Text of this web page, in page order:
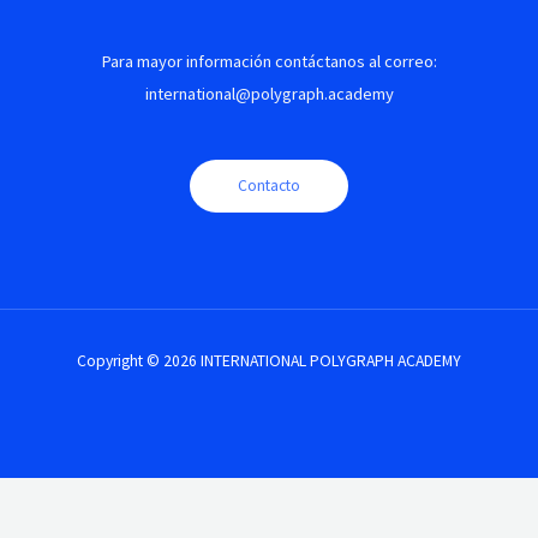
Para mayor información contáctanos al correo:
international@polygraph.academy
Contacto
Copyright © 2026 INTERNATIONAL POLYGRAPH ACADEMY